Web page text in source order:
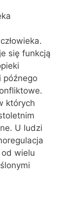
się funkcją
późnego
których
U ludzi
wielu